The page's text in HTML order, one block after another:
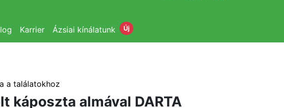
Karrier Ázsiai kínálatunk Új
a találatokhoz
káposzta almával DARTA